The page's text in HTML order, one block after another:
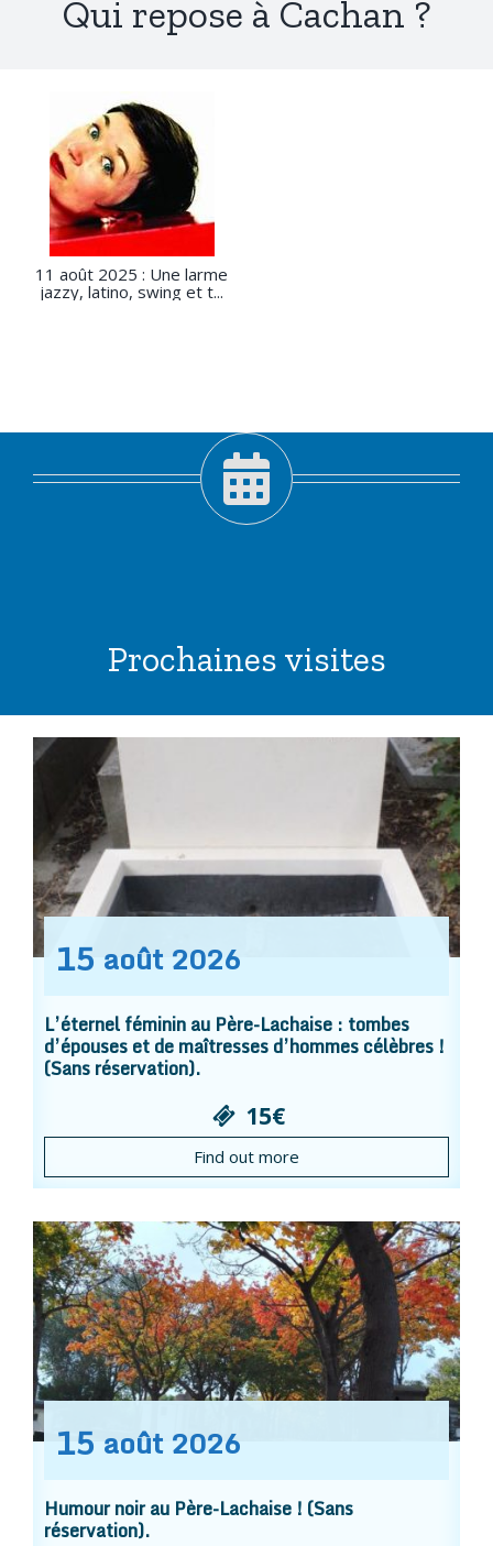
Qui repose à Cachan ?
11 août 2025 : Une larme
jazzy, latino, swing et t...
Prochaines visites
15 août 2026
L’éternel féminin au Père-Lachaise : tombes
d’épouses et de maîtresses d’hommes célèbres !
(Sans réservation).
15€
Find out more
15 août 2026
Humour noir au Père-Lachaise ! (Sans
réservation).